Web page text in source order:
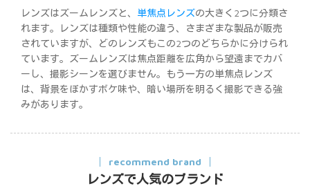
レンズはズームレンズと、 単焦点レンズの大きく2つに分類さ
れます。レンズは種類や性能の違う、さまざまな製品が販売
されていますが、どのレンズもこの2つのどちらかに分けられ
ています。ズームレンズは焦点距離を広角から望遠までカバ
ーし、撮影シーンを選びません。もう一方の単焦点レンズ
は、背景をぼかすボケ味や、暗い場所を明るく撮影できる強
みがあります。
recommend brand
レンズで人気のブランド